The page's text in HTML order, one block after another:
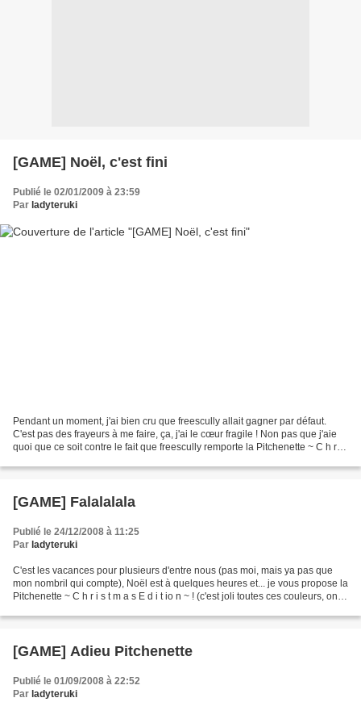
[GAME] Noël, c'est fini
Publié le 02/01/2009 à 23:59
Par ladyteruki
Pendant un moment, j'ai bien cru que freescully allait gagner par défaut.
C'est pas des frayeurs à me faire, ça, j'ai le cœur fragile ! Non pas que j'aie
quoi que ce soit contre le fait que freescully remporte la Pitchenette ~ C h r i
[GAME] Falalalala
Publié le 24/12/2008 à 11:25
Par ladyteruki
C'est les vacances pour plusieurs d'entre nous (pas moi, mais ya pas que
mon nombril qui compte), Noël est à quelques heures et... je vous propose la
Pitchenette ~ C h r i s t m a s E d i t io n ~ ! (c'est joli toutes ces couleurs, on
[GAME] Adieu Pitchenette
Publié le 01/09/2008 à 22:52
Par ladyteruki